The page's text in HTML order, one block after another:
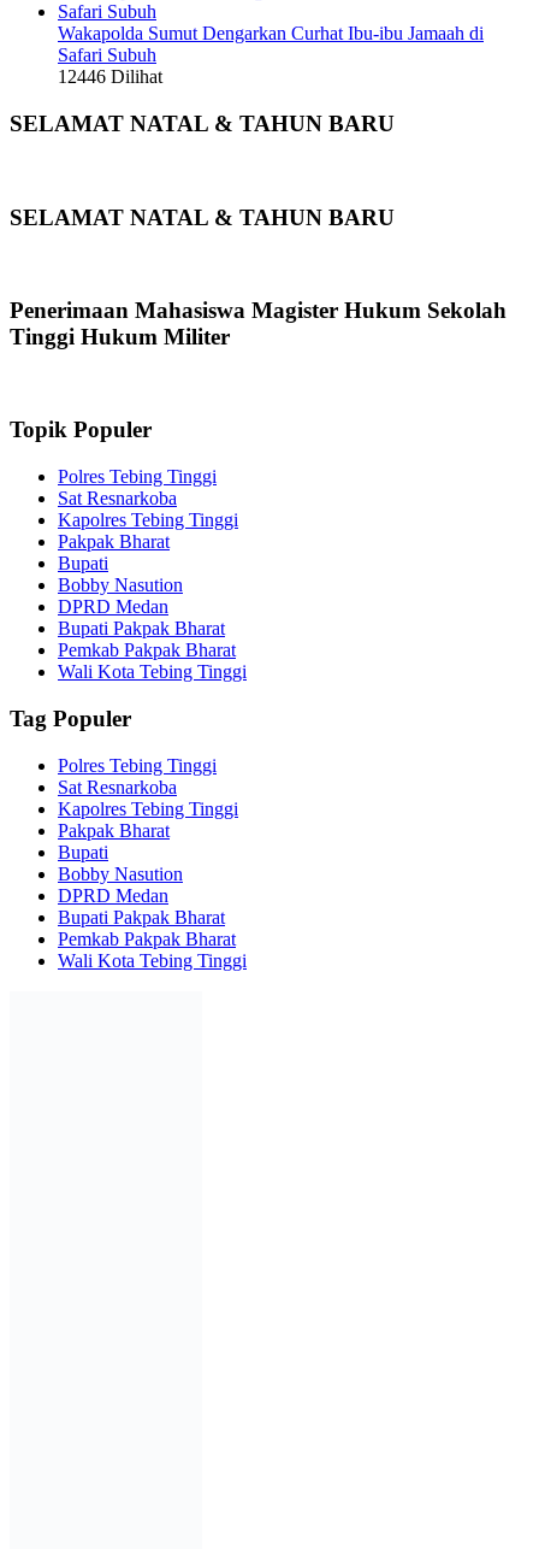
Wakapolda Sumut Dengarkan Curhat Ibu-ibu Jamaah di
Safari Subuh
12446 Dilihat
SELAMAT NATAL & TAHUN BARU
SELAMAT NATAL & TAHUN BARU
Penerimaan Mahasiswa Magister Hukum Sekolah
Tinggi Hukum Militer
Topik Populer
Polres Tebing Tinggi
Sat Resnarkoba
Kapolres Tebing Tinggi
Pakpak Bharat
Bupati
Bobby Nasution
DPRD Medan
Bupati Pakpak Bharat
Pemkab Pakpak Bharat
Wali Kota Tebing Tinggi
Tag Populer
Polres Tebing Tinggi
Sat Resnarkoba
Kapolres Tebing Tinggi
Pakpak Bharat
Bupati
Bobby Nasution
DPRD Medan
Bupati Pakpak Bharat
Pemkab Pakpak Bharat
Wali Kota Tebing Tinggi